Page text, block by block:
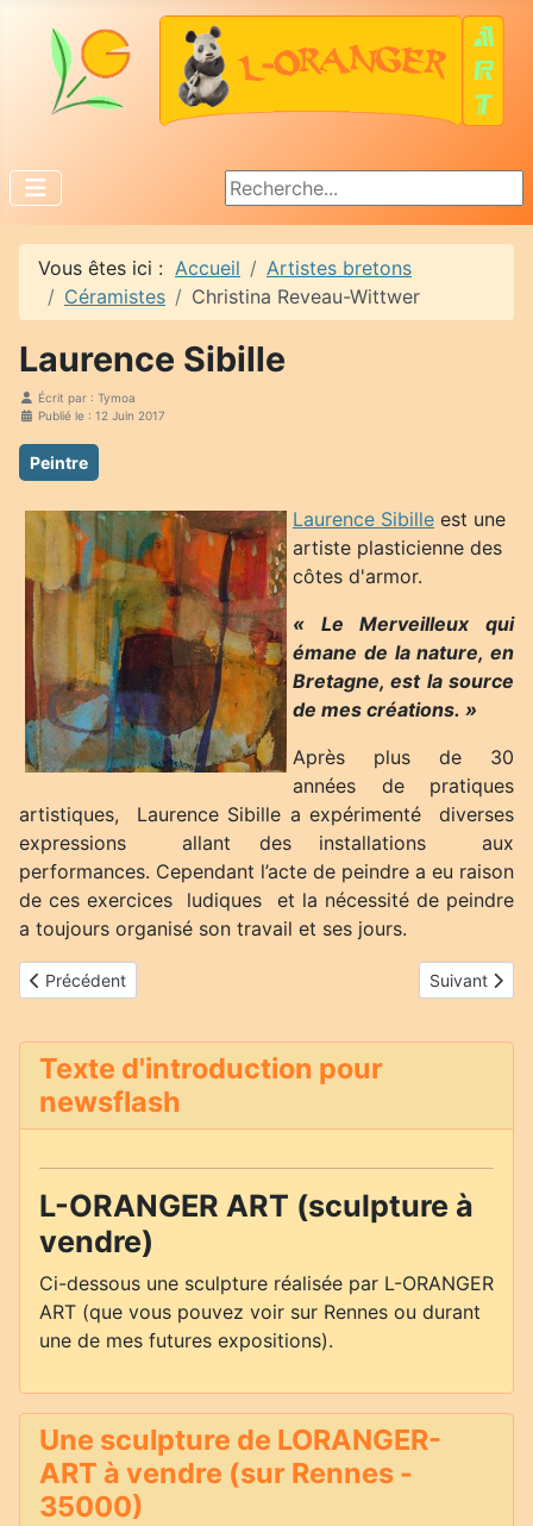
Rechercher
Vous êtes ici : Accueil
Artistes bretons
Céramistes
Christina Reveau-Wittwer
Laurence Sibille
Écrit par : Tymoa
Publié le : 12 Juin 2017
Peintre
Laurence Sibille est une
artiste plasticienne des
côtes d'armor.
« Le Merveilleux qui
émane de la nature, en
Bretagne, est la source
de mes créations. »
Après plus de 30
années de pratiques
artistiques, Laurence Sibille a expérimenté diverses
expressions allant des installations aux
performances. Cependant l’acte de peindre a eu raison
de ces exercices ludiques et la nécessité de peindre
a toujours organisé son travail et ses jours.
Article précédent : Hervé Ghio
Précédent Article
Suivant
Texte d'introduction pour
newsflash
L-ORANGER ART (sculpture à
vendre)
Ci-dessous une sculpture réalisée par L-ORANGER
ART (que vous pouvez voir sur Rennes ou durant
une de mes futures expositions).
Une sculpture de LORANGER-
ART à vendre (sur Rennes -
35000)